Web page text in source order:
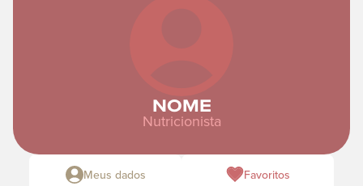
NOME
Nutricionista
Meus dados Favoritos